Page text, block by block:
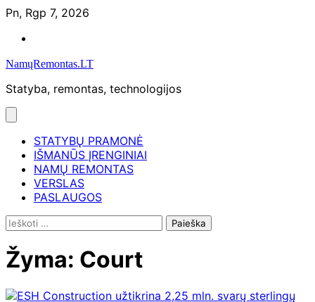
Skip
content
Pn, Rgp 7, 2026
NamųRemontas.LT
Statyba, remontas, technologijos
STATYBŲ PRAMONĖ
IŠMANŪS ĮRENGINIAI
NAMŲ REMONTAS
VERSLAS
PASLAUGOS
Ieškoti:
Žyma: Court